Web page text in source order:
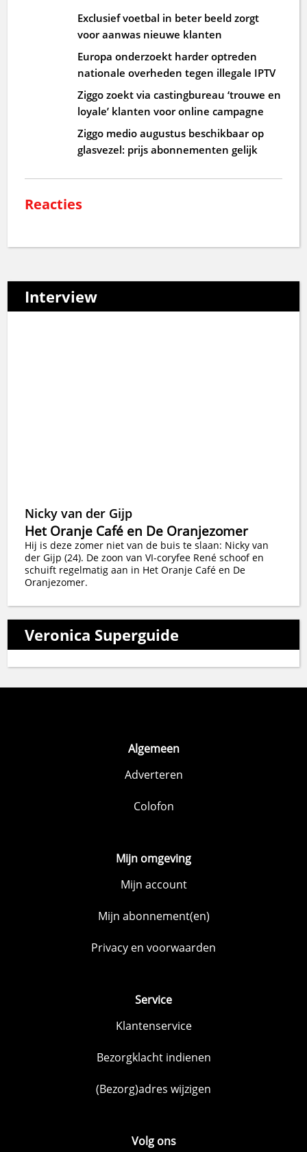
Exclusief voetbal in beter beeld zorgt
voor aanwas nieuwe klanten
Europa onderzoekt harder optreden
nationale overheden tegen illegale IPTV
Ziggo zoekt via castingbureau ‘trouwe en
loyale’ klanten voor online campagne
Ziggo medio augustus beschikbaar op
glasvezel: prijs abonnementen gelijk
Reacties
Interview
Nicky van der Gijp
Het Oranje Café en De Oranjezomer
Hij is deze zomer niet van de buis te slaan: Nicky van
der Gijp (24). De zoon van VI-coryfee René schoof en
schuift regelmatig aan in Het Oranje Café en De
Oranjezomer.
Veronica Superguide
Algemeen
Adverteren
Colofon
Mijn omgeving
Mijn account
Mijn abonnement(en)
Privacy en voorwaarden
Service
Klantenservice
Bezorgklacht indienen
(Bezorg)adres wijzigen
Volg ons